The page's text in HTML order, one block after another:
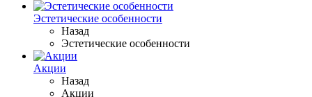
Эстетические особенности
Назад
Эстетические особенности
Акции
Назад
Акции